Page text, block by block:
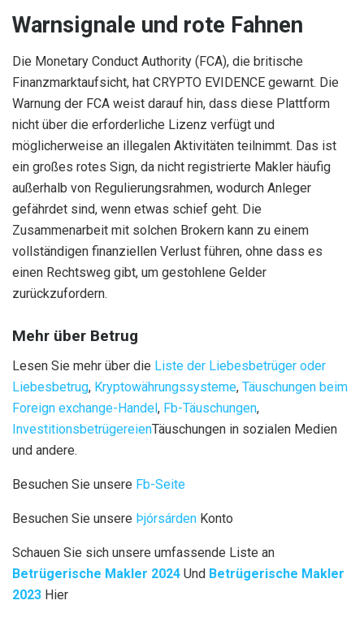
Warnsignale und rote Fahnen
Die Monetary Conduct Authority (FCA), die britische
Finanzmarktaufsicht, hat CRYPTO EVIDENCE gewarnt. Die
Warnung der FCA weist darauf hin, dass diese Plattform
nicht über die erforderliche Lizenz verfügt und
möglicherweise an illegalen Aktivitäten teilnimmt. Das ist
ein großes rotes Sign, da nicht registrierte Makler häufig
außerhalb von Regulierungsrahmen, wodurch Anleger
gefährdet sind, wenn etwas schief geht. Die
Zusammenarbeit mit solchen Brokern kann zu einem
vollständigen finanziellen Verlust führen, ohne dass es
einen Rechtsweg gibt, um gestohlene Gelder
zurückzufordern.
Mehr über Betrug
Lesen Sie mehr über die Liste der Liebesbetrüger oder
Liebesbetrug, Kryptowährungssysteme, Täuschungen beim
Foreign exchange-Handel, Fb-Täuschungen,
InvestitionsbetrügereienTäuschungen in sozialen Medien
und andere.
Besuchen Sie unsere Fb-Seite
Besuchen Sie unsere Þjórsárden Konto
Schauen Sie sich unsere umfassende Liste an
Betrügerische Makler 2024 Und Betrügerische Makler
2023 Hier